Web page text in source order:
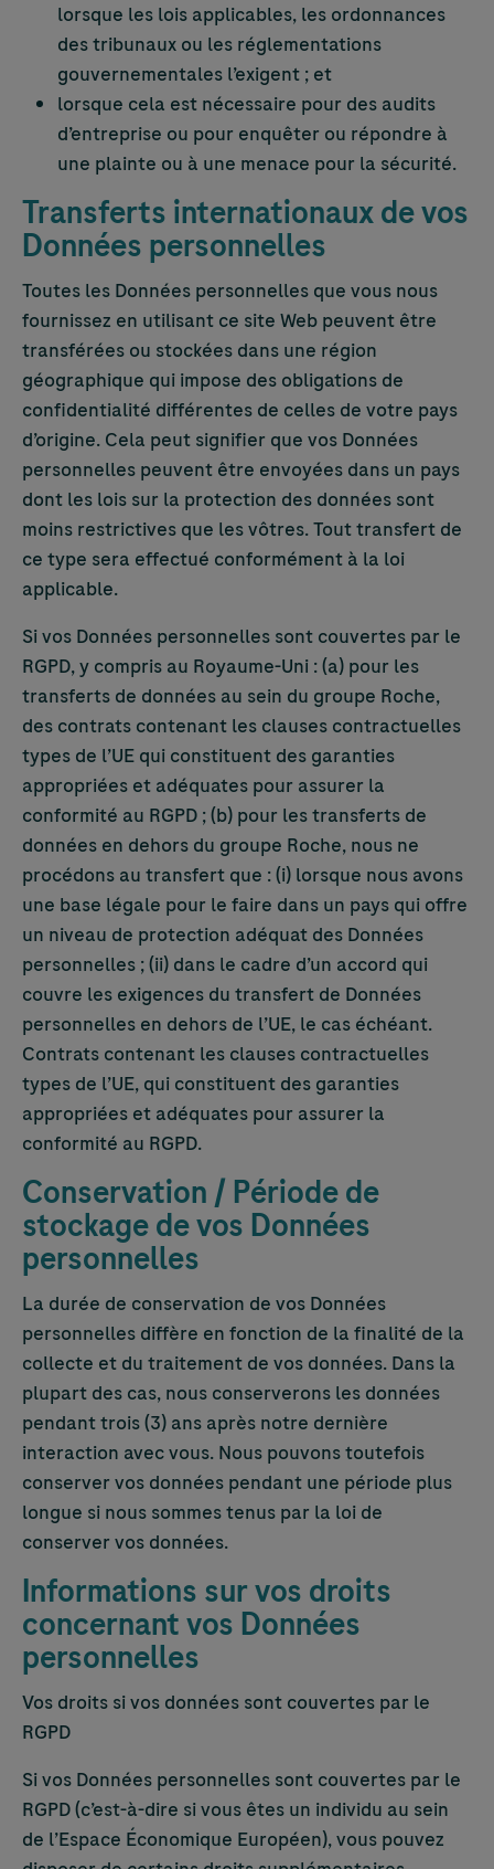
lorsque les lois applicables, les ordonnances
des tribunaux ou les réglementations
gouvernementales l’exigent ; et
lorsque cela est nécessaire pour des audits
d’entreprise ou pour enquêter ou répondre à
une plainte ou à une menace pour la sécurité.
Transferts internationaux de vos
Données personnelles
Toutes les Données personnelles que vous nous
fournissez en utilisant ce site Web peuvent être
transférées ou stockées dans une région
géographique qui impose des obligations de
confidentialité différentes de celles de votre pays
d’origine. Cela peut signifier que vos Données
personnelles peuvent être envoyées dans un pays
dont les lois sur la protection des données sont
moins restrictives que les vôtres. Tout transfert de
ce type sera effectué conformément à la loi
applicable.
Si vos Données personnelles sont couvertes par le
RGPD, y compris au Royaume-Uni : (a) pour les
transferts de données au sein du groupe Roche,
des contrats contenant les clauses contractuelles
types de l’UE qui constituent des garanties
appropriées et adéquates pour assurer la
conformité au RGPD ; (b) pour les transferts de
données en dehors du groupe Roche, nous ne
procédons au transfert que : (i) lorsque nous avons
une base légale pour le faire dans un pays qui offre
un niveau de protection adéquat des Données
personnelles ; (ii) dans le cadre d’un accord qui
couvre les exigences du transfert de Données
personnelles en dehors de l’UE, le cas échéant.
Contrats contenant les clauses contractuelles
types de l’UE, qui constituent des garanties
appropriées et adéquates pour assurer la
conformité au RGPD.
Conservation / Période de
stockage de vos Données
personnelles
La durée de conservation de vos Données
personnelles diffère en fonction de la finalité de la
collecte et du traitement de vos données. Dans la
plupart des cas, nous conserverons les données
pendant trois (3) ans après notre dernière
interaction avec vous. Nous pouvons toutefois
conserver vos données pendant une période plus
longue si nous sommes tenus par la loi de
conserver vos données.
Informations sur vos droits
concernant vos Données
personnelles
Vos droits si vos données sont couvertes par le
RGPD
Si vos Données personnelles sont couvertes par le
RGPD (c’est-à-dire si vous êtes un individu au sein
de l’Espace Économique Européen), vous pouvez